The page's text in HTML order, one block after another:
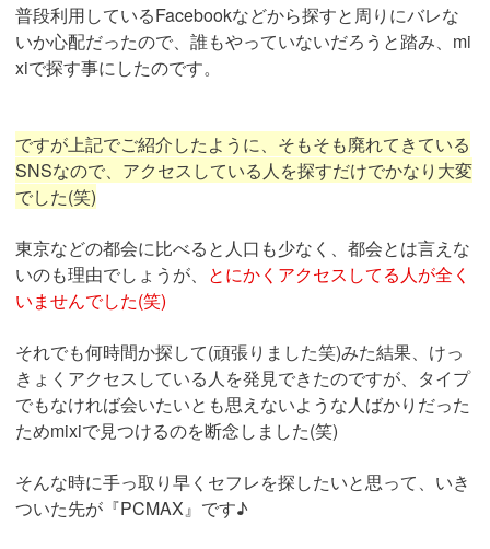
普段利用しているFacebookなどから探すと周りにバレな
いか心配だったので、誰もやっていないだろうと踏み、mi
xiで探す事にしたのです。
ですが上記でご紹介したように、そもそも廃れてきている
SNSなので、アクセスしている人を探すだけでかなり大変
でした(笑)
東京などの都会に比べると人口も少なく、都会とは言えな
いのも理由でしょうが、 とにかくアクセスしてる人が全く
いませんでした(笑)
それでも何時間か探して(頑張りました笑)みた結果、けっ
きょくアクセスしている人を発見できたのですが、タイプ
でもなければ会いたいとも思えないような人ばかりだった
ためmixiで見つけるのを断念しました(笑)
そんな時に手っ取り早くセフレを探したいと思って、いき
ついた先が『PCMAX』です♪